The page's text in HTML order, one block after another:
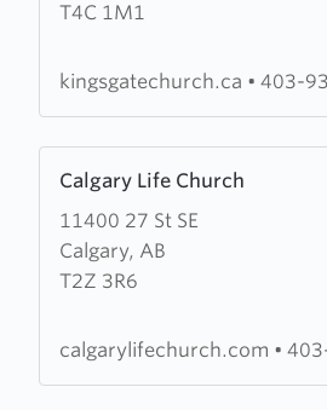
T4C 1M1
Gate
kingsgatechurch.ca • 403-
Calgary Life Church
11400 27 St SE
Calgary, AB
T2Z 3R6
more
about
Calgary
Life
calgarylifechurch.com •